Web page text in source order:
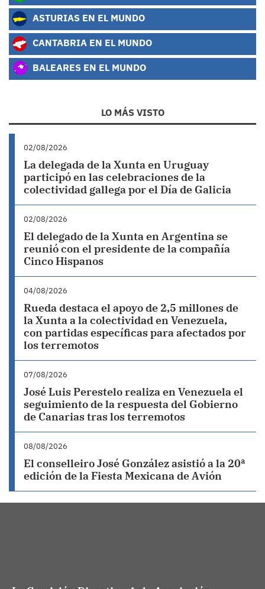
ASTURIAS EN EL MUNDO
CANTABRIA EN EL MUNDO
BALEARES EN EL MUNDO
LO MÁS VISTO
02/08/2026
La delegada de la Xunta en Uruguay
participó en las celebraciones de la
colectividad gallega por el Día de Galicia
02/08/2026
El delegado de la Xunta en Argentina se
reunió con el presidente de la compañía
Cinco Hispanos
04/08/2026
Rueda destaca el apoyo de 2,5 millones de
la Xunta a la colectividad en Venezuela,
con partidas específicas para afectados por
los terremotos
07/08/2026
José Luis Perestelo realiza en Venezuela el
seguimiento de la respuesta del Gobierno
de Canarias tras los terremotos
08/08/2026
El conselleiro José González asistió a la 20ª
edición de la Fiesta Mexicana de Avión